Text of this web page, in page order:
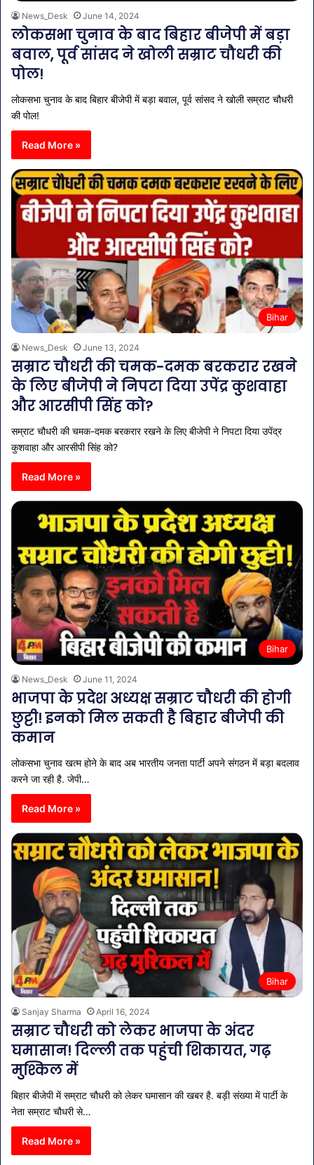
News_Desk June 14, 2024
लोकसभा चुनाव के बाद बिहार बीजेपी में बड़ा
बवाल, पूर्व सांसद ने खोली सम्राट चौधरी की
पोल!
लोकसभा चुनाव के बाद बिहार बीजेपी में बड़ा बवाल, पूर्व सांसद ने खोली सम्राट चौधरी
की पोल!
Read More »
Bihar
News_Desk June 13, 2024
सम्राट चौधरी की चमक-दमक बरकरार रखने
के लिए बीजेपी ने निपटा दिया उपेंद्र कुशवाहा
और आरसीपी सिंह को?
सम्राट चौधरी की चमक-दमक बरकरार रखने के लिए बीजेपी ने निपटा दिया उपेंद्र
कुशवाहा और आरसीपी सिंह को?
Read More »
Bihar
News_Desk June 11, 2024
भाजपा के प्रदेश अध्यक्ष सम्राट चौधरी की होगी
छुट्टी! इनको मिल सकती है बिहार बीजेपी की
कमान
लोकसभा चुनाव खत्म होने के बाद अब भारतीय जनता पार्टी अपने संगठन में बड़ा बदलाव
करने जा रही है. जेपी…
Read More »
Bihar
Sanjay Sharma April 16, 2024
सम्राट चौधरी को लेकर भाजपा के अंदर
घमासान! दिल्ली तक पहुंची शिकायत, गढ़
मुश्किल में
बिहार बीजेपी में सम्राट चौधरी को लेकर घमासान की खबर है. बड़ी संख्या में पार्टी के
नेता सम्राट चौधरी से…
Read More »